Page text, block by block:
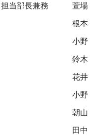
当部長兼務 萱
根
小
鈴
花
小
朝
田